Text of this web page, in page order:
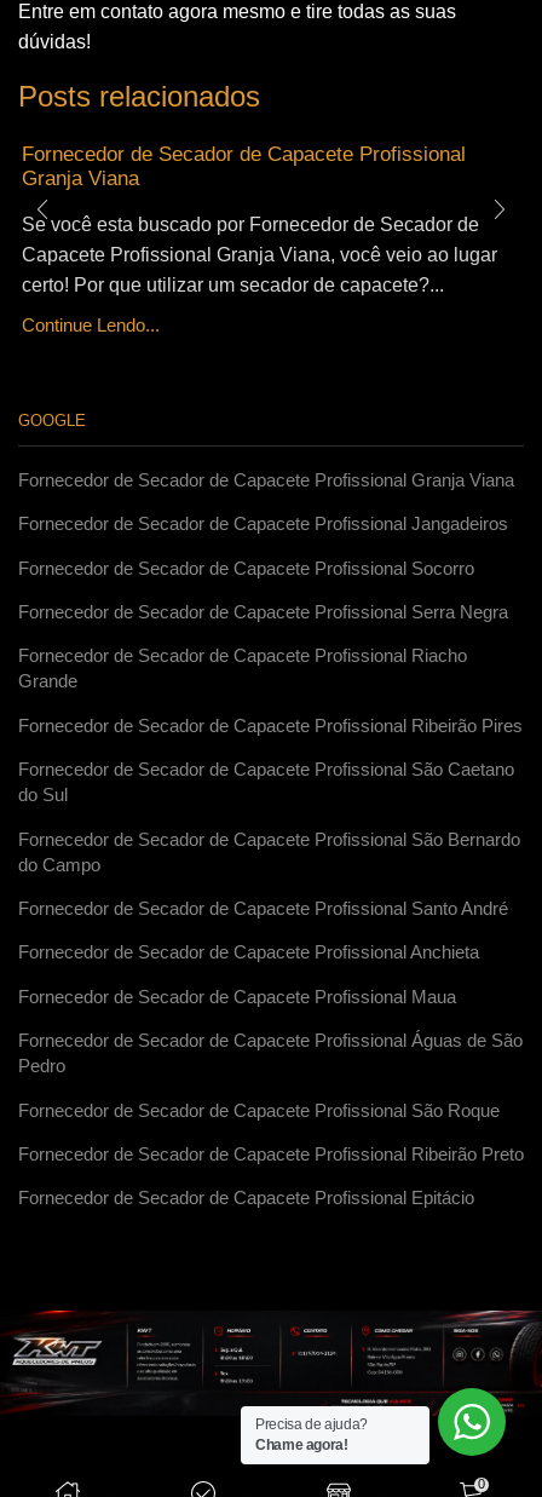
Entre em contato agora mesmo e tire todas as suas
dúvidas!
Posts relacionados
Fornecedor de Secador de Capacete Profissional
Granja Viana
Se você esta buscado por Fornecedor de Secador de
Capacete Profissional Granja Viana, você veio ao lugar
certo! Por que utilizar um secador de capacete?...
Continue Lendo...
GOOGLE
Fornecedor de Secador de Capacete Profissional Granja Viana
Fornecedor de Secador de Capacete Profissional Jangadeiros
Fornecedor de Secador de Capacete Profissional Socorro
Fornecedor de Secador de Capacete Profissional Serra Negra
Fornecedor de Secador de Capacete Profissional Riacho
Grande
Fornecedor de Secador de Capacete Profissional Ribeirão Pires
Fornecedor de Secador de Capacete Profissional São Caetano
do Sul
Fornecedor de Secador de Capacete Profissional São Bernardo
do Campo
Fornecedor de Secador de Capacete Profissional Santo André
Fornecedor de Secador de Capacete Profissional Anchieta
Fornecedor de Secador de Capacete Profissional Maua
Fornecedor de Secador de Capacete Profissional Águas de São
Pedro
Fornecedor de Secador de Capacete Profissional São Roque
Fornecedor de Secador de Capacete Profissional Ribeirão Preto
Fornecedor de Secador de Capacete Profissional Epitácio
0
Precisa de ajuda?
Chame agora!